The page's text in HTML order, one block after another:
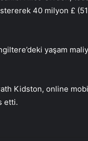
40 milyon £
yaşam
Kidston, online
etti.